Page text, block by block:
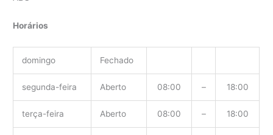
Horários
domingo Fechado
segunda-feira Aberto 08:00 – 18:00
terça-feira Aberto 08:00 – 18:00